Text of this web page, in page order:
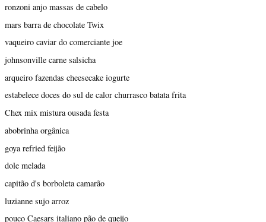
ronzoni anjo massas de cabelo
mars barra de chocolate Twix
vaqueiro caviar do comerciante joe
johnsonville carne salsicha
arqueiro fazendas cheesecake iogurte
estabelece doces do sul de calor churrasco batata frita
Chex mix mistura ousada festa
abobrinha orgânica
goya refried feijão
dole melada
capitão d's borboleta camarão
luzianne sujo arroz
pouco Caesars italiano pão de queijo